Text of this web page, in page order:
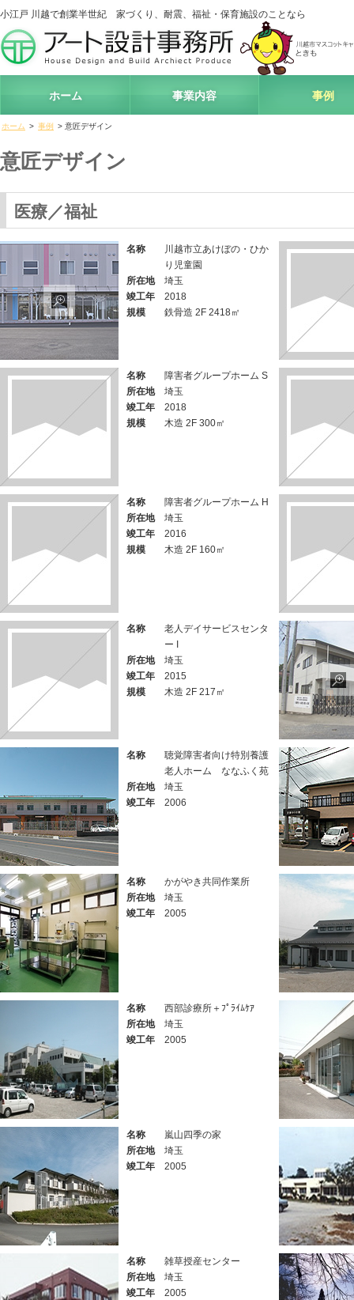
小江戸 川越で創業半世紀 家づくり、耐震、福祉・保育施設のことなら
ホーム 事業内容 事例
ホーム > 事例 > 意匠デザイン
意匠デザイン
医療／福祉
名称
川越市立あけぼの・ひか
り児童園
所在地
埼玉
竣工年
2018
規模
鉄骨造 2F 2418㎡
名称
障害者グループホーム S
所在地
埼玉
竣工年
2018
規模
木造 2F 300㎡
名称
障害者グループホーム H
所在地
埼玉
竣工年
2016
規模
木造 2F 160㎡
名称
老人デイサービスセンタ
ー I
所在地
埼玉
竣工年
2015
規模
木造 2F 217㎡
名称
聴覚障害者向け特別養護
老人ホーム ななふく苑
所在地
埼玉
竣工年
2006
名称
かがやき共同作業所
所在地
埼玉
竣工年
2005
名称
西部診療所＋ﾌﾟﾗｲﾑｹｱ
所在地
埼玉
竣工年
2005
名称
嵐山四季の家
所在地
埼玉
竣工年
2005
名称
雑草授産センター
所在地
埼玉
竣工年
2005